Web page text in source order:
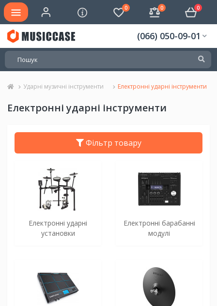
0 0 0
(066) 050-09-01
Ударні музичні інструменти Електронні ударні інструменти
Електронні ударні інструменти
Фільтр товару
Електронні ударні
установки
Електронні барабанні
модулі